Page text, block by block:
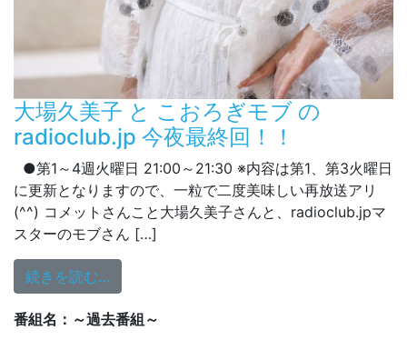
大場久美子 と こおろぎモブ の
radioclub.jp 今夜最終回！！
●第1～4週火曜日 21:00～21:30 ※内容は第1、第3火曜日
に更新となりますので、一粒で二度美味しい再放送アリ
(^^) コメットさんこと大場久美子さんと、radioclub.jpマ
スターのモブさん […]
続きを読む…
番組名：～過去番組～